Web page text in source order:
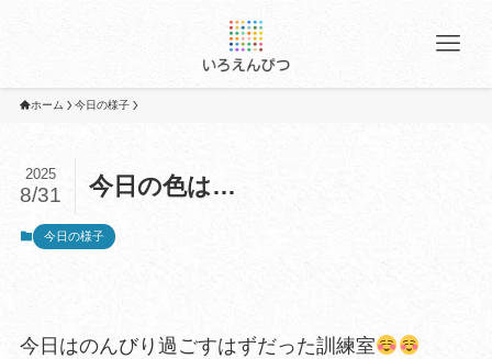
ホーム 今日の様子
今日の色は…
2025
8/31
今日の様子
今日はのんびり過ごすはずだった訓練室